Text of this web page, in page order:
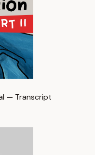
— Transcript